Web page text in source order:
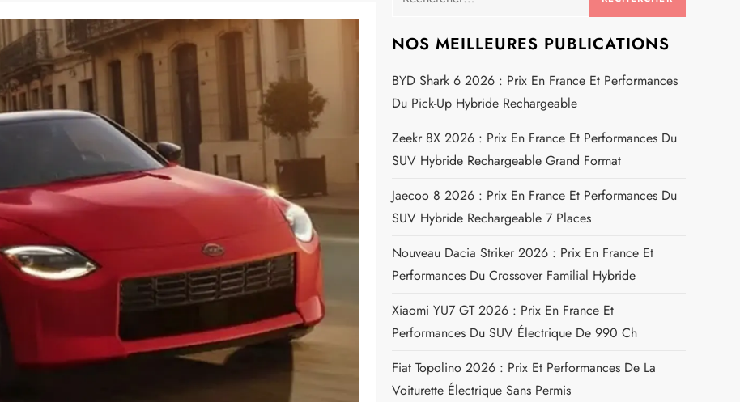
NOS MEILLEURES PUBLICATIONS
BYD Shark 6 2026 : Prix En France Et Performances
Du Pick-Up Hybride Rechargeable
Zeekr 8X 2026 : Prix En France Et Performances Du
SUV Hybride Rechargeable Grand Format
Jaecoo 8 2026 : Prix En France Et Performances Du
SUV Hybride Rechargeable 7 Places
Nouveau Dacia Striker 2026 : Prix En France Et
Performances Du Crossover Familial Hybride
Xiaomi YU7 GT 2026 : Prix En France Et
Performances Du SUV Électrique De 990 Ch
Fiat Topolino 2026 : Prix Et Performances De La
Voiturette Électrique Sans Permis